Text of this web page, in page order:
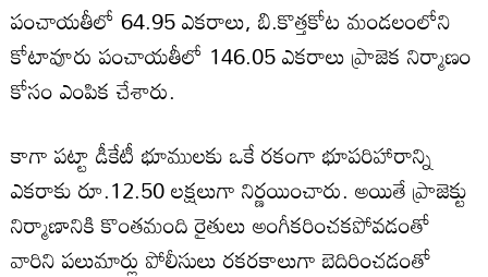
పంచాయతీలో 64.95 ఎకరాలు, బి.కొత్తకోట మండలంలోని
కోటావూరు పంచాయతీలో 146.05 ఎకరాలు ప్రాజెక నిర్మాణం
కోసం ఎంపిక చేశారు.
కాగా పట్టా డీకేటీ భూములకు ఒకే రకంగా భూపరిహారాన్ని
ఎకరాకు రూ.12.50 లక్షలుగా నిర్ణయించారు. అయితే ప్రాజెక్టు
నిర్మాణానికి కొంతమంది రైతులు అంగీకరించకపోవడంతో
వారిని పలుమార్లు పోలీసులు రకరకాలుగా బెదిరించడంతో